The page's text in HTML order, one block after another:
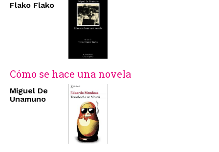
Flako Flako
Cómo se hace una novela
Miguel De
Unamuno